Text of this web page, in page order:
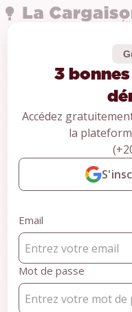
3
Accédez
la
Email
Mot de passe
Guides
3
CRO
CONTENU
Pour
inscrivez-
accédez à
CRO
S'inscrire